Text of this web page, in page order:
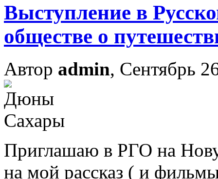
Выступление в
обществе о
Автор admin, Сентябрь
Приглашаю в РГО на
на мой рассказ ( и